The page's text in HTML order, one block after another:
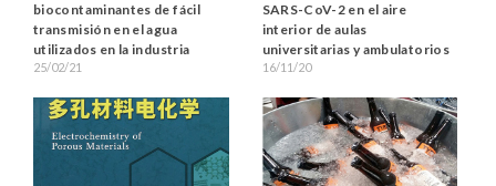
biocontaminantes de fácil
transmisión en el agua
utilizados en la industria
25/02/21
SARS-CoV-2 en el aire
interior de aulas
universitarias y ambulatorios
16/11/20